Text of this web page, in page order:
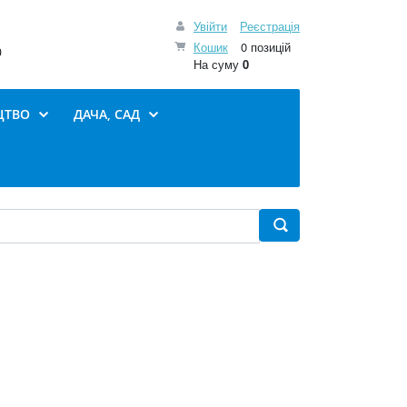
Увійти
Реєстрація
Кошик
0 позицій
На суму 0
ДАЧА, САД